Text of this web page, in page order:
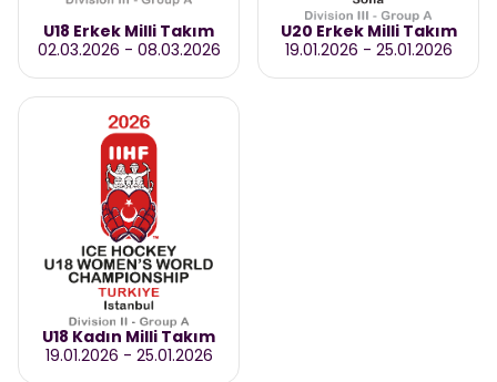
U18 Erkek Milli Takım
02.03.2026 - 08.03.2026
U20 Erkek Milli Takım
19.01.2026 - 25.01.2026
U18 Kadın Milli Takım
19.01.2026 - 25.01.2026